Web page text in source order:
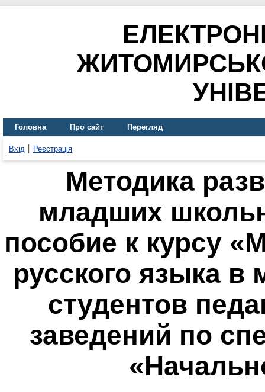
Головна Про сайт Перегляд
Вхід Реєстрація
Методика
младших
пособие к курсу
русского языка
студентов
заведений по